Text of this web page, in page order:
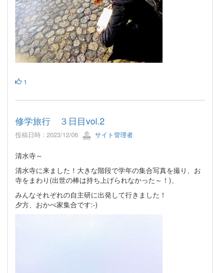
1
修学旅行 ３日目vol.2
投稿日時 : 2023/12/06 サイト管理者
清水寺～
清水寺に来ました！大きな階段で学年の集合写真を撮り、お
寺をまわり(出世の棒は持ち上げられなかった～！)、
みんなそれぞれの自主研に出発して行きました！
夕方、おかべ家集合です:⁠-⁠)